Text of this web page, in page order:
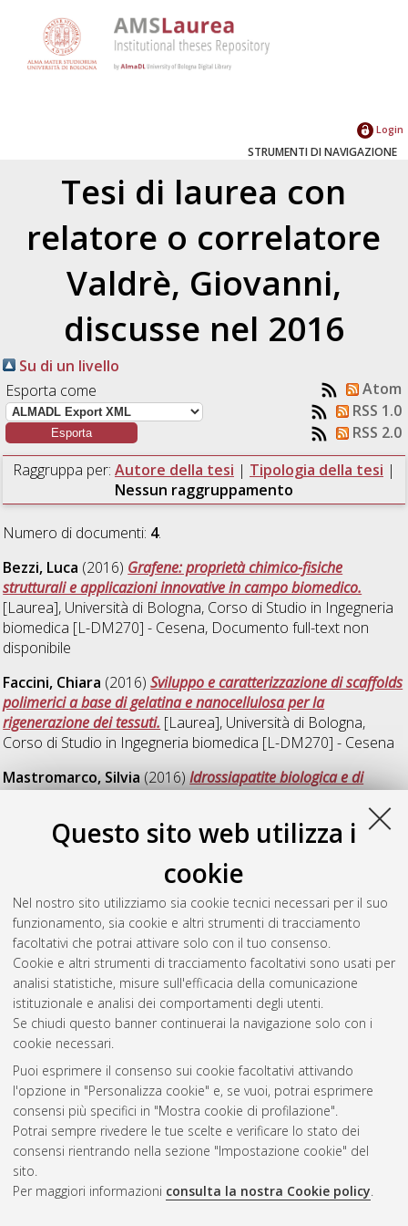
Questo sito web utilizza i
cookie
Nel nostro sito utilizziamo sia cookie tecnici necessari per il suo
funzionamento, sia cookie e altri strumenti di tracciamento
facoltativi che potrai attivare solo con il tuo consenso.
Cookie e altri strumenti di tracciamento facoltativi sono usati per
analisi statistiche, misure sull'efficacia della comunicazione
istituzionale e analisi dei comportamenti degli utenti.
Se chiudi questo banner continuerai la navigazione solo con i
cookie necessari.
Puoi esprimere il consenso sui cookie facoltativi attivando
l'opzione in "Personalizza cookie" e, se vuoi, potrai esprimere
consensi più specifici in "Mostra cookie di profilazione".
Potrai sempre rivedere le tue scelte e verificare lo stato dei
consensi rientrando nella sezione "Impostazione cookie" del
sito.
Per maggiori informazioni consulta la nostra Cookie policy.
Login
STRUMENTI DI NAVIGAZIONE
Tesi di laurea con
relatore o correlatore
Valdrè, Giovanni,
discusse nel 2016
Su di un livello
Esporta come
Atom
RSS 1.0
RSS 2.0
Raggruppa per: Autore della tesi | Tipologia della tesi |
Nessun raggruppamento
Numero di documenti: 4.
Bezzi, Luca (2016) Grafene: proprietà chimico-fisiche
strutturali e applicazioni innovative in campo biomedico.
[Laurea], Università di Bologna, Corso di Studio in Ingegneria
biomedica [L-DM270] - Cesena, Documento full-text non
disponibile
Faccini, Chiara (2016)Sviluppo e caratterizzazione di scaffolds
polimerici a base di gelatina e nanocellulosa per la
rigenerazione dei tessuti. [Laurea], Università di Bologna,
Corso di Studio in Ingegneria biomedica [L-DM270] - Cesena
Mastromarco, Silvia(2016)Idrossiapatite biologica e di
sintesi: analisi attraverso spettroscopia Raman.[Laurea],
Ingegneria biomedica
[L-DM270] - Cesena, Documento full-text non disponibile
Cemento endodontico iniettabile:
elettronica a scansione e misure di micro-permeabilita'.
[Laurea], Università di Bologna, Corso di Studio inIngegneria
biomedica [L-DM270] - Cesena, Documento full-text non
disponibile
Questa lista e' stata generata ilFri Aug 7 15:33:05 2026 CEST
Atom
Rss 1.0
Rss 2.0
AMS Laurea